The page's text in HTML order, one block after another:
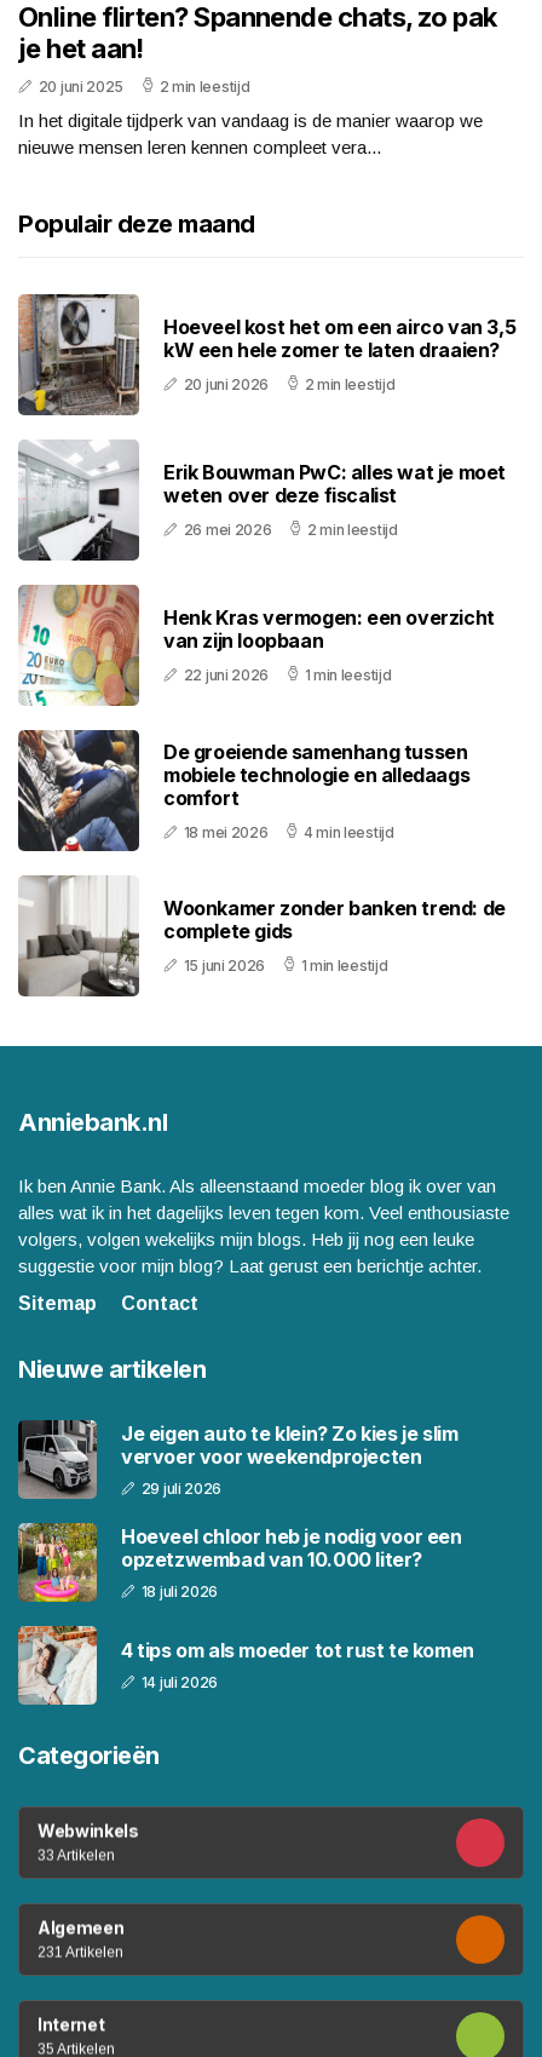
Online flirten? Spannende chats, zo pak
je het aan!
20 juni 2025 2 min leestijd
In het digitale tijdperk van vandaag is de manier waarop we
nieuwe mensen leren kennen compleet vera...
Populair deze maand
Hoeveel kost het om een airco van 3,5
kW een hele zomer te laten draaien?
20 juni 2026 2 min leestijd
Erik Bouwman PwC: alles wat je moet
weten over deze fiscalist
26 mei 2026 2 min leestijd
Henk Kras vermogen: een overzicht
van zijn loopbaan
22 juni 2026 1 min leestijd
De groeiende samenhang tussen
mobiele technologie en alledaags
comfort
18 mei 2026 4 min leestijd
Woonkamer zonder banken trend: de
complete gids
15 juni 2026 1 min leestijd
Anniebank.nl
Ik ben Annie Bank. Als alleenstaand moeder blog ik over van
alles wat ik in het dagelijks leven tegen kom. Veel enthousiaste
volgers, volgen wekelijks mijn blogs. Heb jij nog een leuke
suggestie voor mijn blog? Laat gerust een berichtje achter.
Sitemap
Contact
Nieuwe artikelen
Je eigen auto te klein? Zo kies je slim
vervoer voor weekendprojecten
29 juli 2026
Hoeveel chloor heb je nodig voor een
opzetzwembad van 10.000 liter?
18 juli 2026
4 tips om als moeder tot rust te komen
14 juli 2026
Categorieën
Webwinkels
33 Artikelen
Algemeen
231 Artikelen
Internet
35 Artikelen